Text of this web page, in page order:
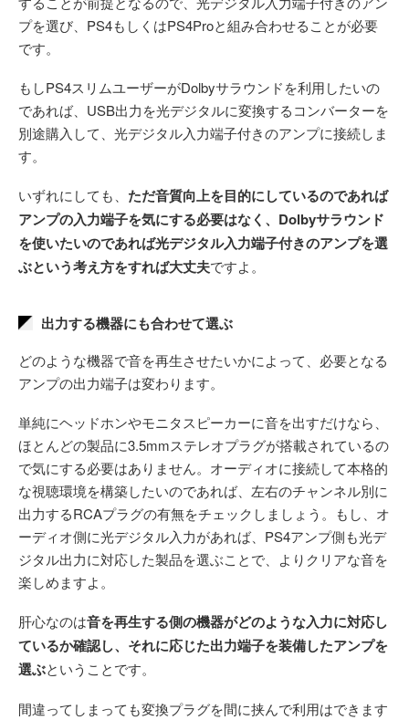
プを選び、PS4もしくはPS4Proと組み合わせることが必要
です。
もしPS4スリムユーザーがDolbyサラウンドを利用したいの
であれば、USB出力を光デジタルに変換するコンバーターを
別途購入して、光デジタル入力端子付きのアンプに接続しま
す。
いずれにしても、 ただ音質向上を目的にしているのであれば
アンプの入力端子を気にする必要はなく、Dolbyサラウンド
を使いたいのであれば光デジタル入力端子付きのアンプを選
ぶという考え方をすれば大丈夫ですよ。
出力する機器にも合わせて選ぶ
どのような機器で音を再生させたいかによって、必要となる
アンプの出力端子は変わります。
単純にヘッドホンやモニタスピーカーに音を出すだけなら、
ほとんどの製品に3.5mmステレオプラグが搭載されているの
で気にする必要はありません。オーディオに接続して本格的
な視聴環境を構築したいのであれば、左右のチャンネル別に
出力するRCAプラグの有無をチェックしましょう。もし、オ
ーディオ側に光デジタル入力があれば、PS4アンプ側も光デ
ジタル出力に対応した製品を選ぶことで、よりクリアな音を
楽しめますよ。
肝心なのは音を再生する側の機器がどのような入力に対応し
ているか確認し、それに応じた出力端子を装備したアンプを
選ぶということです。
間違ってしまっても変換プラグを間に挟んで利用はできます